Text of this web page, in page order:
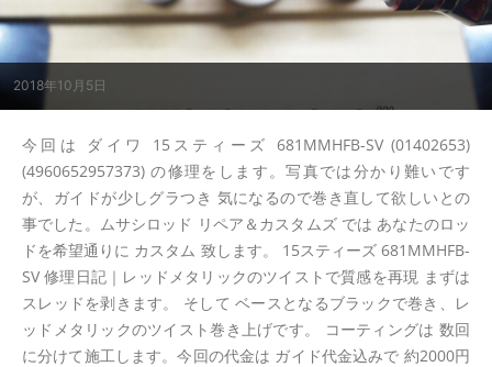
2018年10月5日
今回は ダイワ 15スティーズ 681MMHFB-SV (01402653)
(4960652957373) の修理をします。写真では分かり難いです
が、ガイドが少しグラつき 気になるので巻き直して欲しいとの
事でした。ムサシロッド リペア＆カスタムズ では あなたのロッ
ドを希望通りに カスタム 致します。 15スティーズ 681MMHFB-
SV 修理日記｜レッドメタリックのツイストで質感を再現 まずは
スレッドを剥きます。 そして ベースとなるブラックで巻き、レ
ッドメタリックのツイスト巻き上げです。 コーティングは 数回
に分けて施工します。今回の代金は ガイド代金込みで 約2000円